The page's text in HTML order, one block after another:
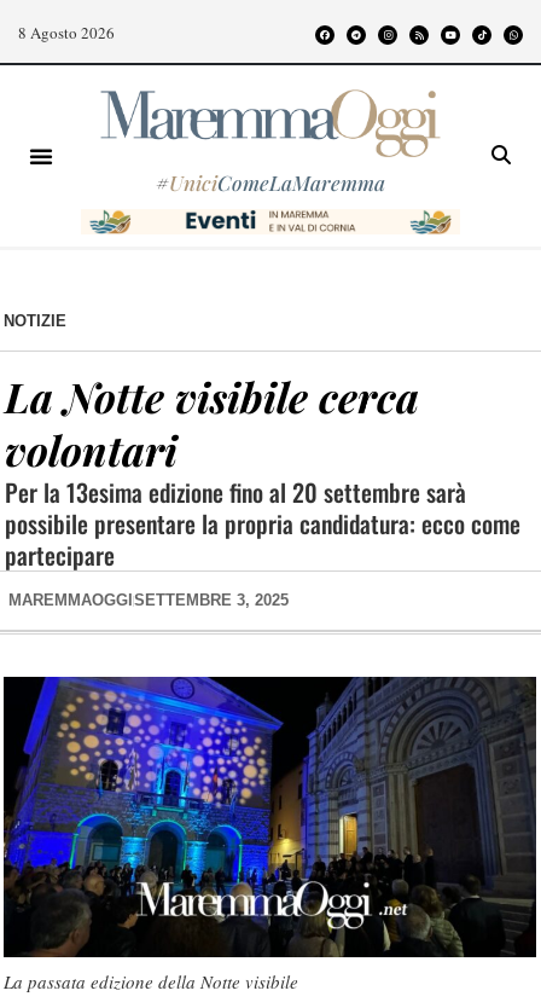
8 Agosto 2026
#UniciComeLaMaremma
NOTIZIE
La Notte visibile cerca
volontari
Per la 13esima edizione fino al 20 settembre sarà
possibile presentare la propria candidatura: ecco come
partecipare
MAREMMAOGGI SETTEMBRE 3, 2025
La passata edizione della Notte visibile